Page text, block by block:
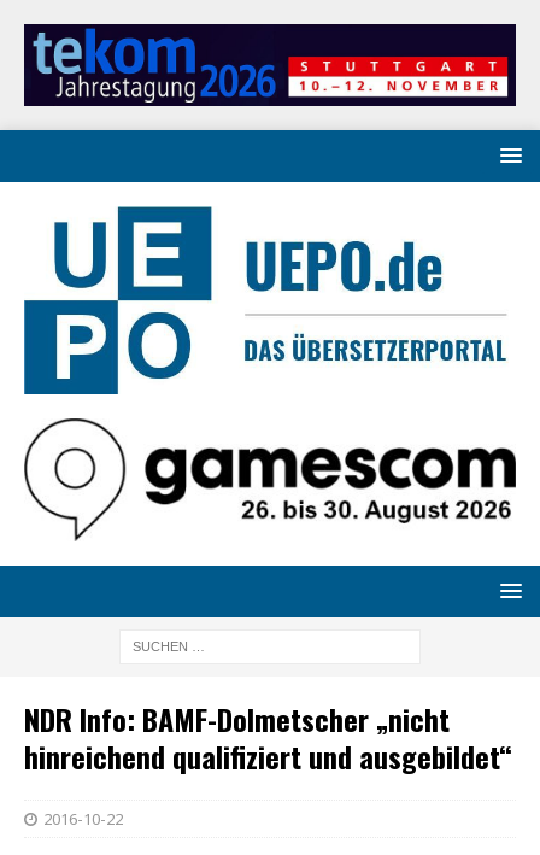
NDR Info: BAMF-Dolmetscher „nicht
hinreichend qualifiziert und ausgebildet“
2016-10-22